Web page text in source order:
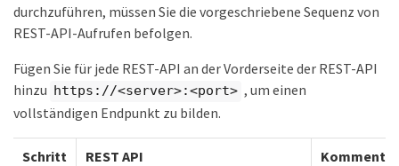
durchzuführen, müssen Sie die vorgeschriebene Sequenz von
REST-API-Aufrufen befolgen.
Fügen Sie für jede REST-API an der Vorderseite der REST-API
hinzu https://<server>:<port> , um einen
vollständigen Endpunkt zu bilden.
Schritt REST API